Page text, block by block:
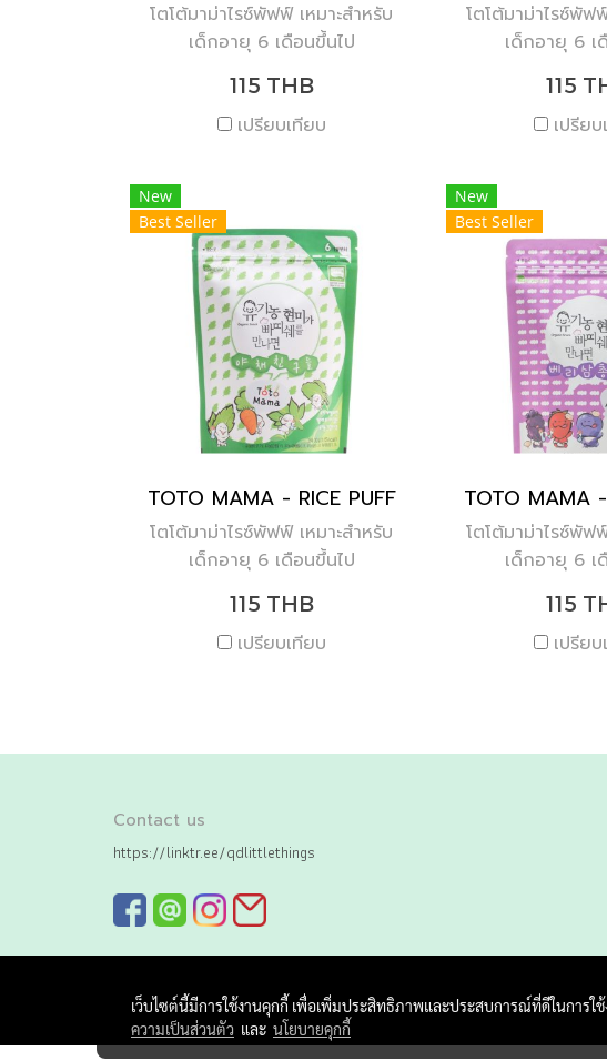
โตโต้มาม่าไรซ์พัฟฟ์ เหมาะสำหรับ
เด็กอายุ 6 เดือนขึ้นไป
115 THB
เปรียบเทียบ
โตโต้มาม่าไรซ์พัฟ
เด็กอายุ 6 เ
115
เปรีย
New
Best Seller
TOTO MAMA - RICE PUFF
โตโต้มาม่าไรซ์พัฟฟ์ เหมาะสำหรับ
เด็กอายุ 6 เดือนขึ้นไป
115 THB
เปรียบเทียบ
New
Best Seller
TOTO MAMA
โตโต้มาม่าไรซ์พัฟ
เด็กอายุ 6 เ
115
เปรีย
Contact us
https://linktr.ee/qdlittlethings
เว็บไซต์นี้มีการใช้งานคุกกี้ เพื่อเพิ่มประสิทธิภาพและประสบการณ์ที่ดีในการใ
ความเป็นส่วนตัว และ นโยบายคุกกี้